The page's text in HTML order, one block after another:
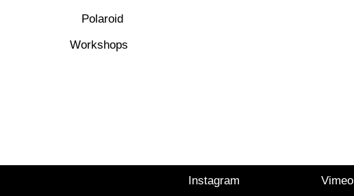
Polaroid
Workshops
Instagram Vimeo